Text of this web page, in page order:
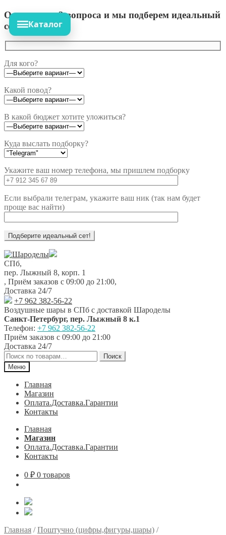
Ответьте на 3 вопроса и мы подберем идеальный
сет!
Для кого?
Какой повод?
В какой бюджет хотите уложиться?
Куда выслать подборку?
Укажите ваш номер телефона, мы пришлем подборку
Если выбрали телеграм, укажите ваш ник (так нам будет
проще вас найти)
Перейти
к
навигации
Перейти
к
содержимому
СПб,
пер. Лыжный 8, корп. 1
, Приём заказов с 09:00 до 21:00,
Доставка 24/7
+7 962 382-56-22
Воздушные шары в СПб с доставкой Шароделы
Санкт-Петербург, пер. Лыжный 8 к.1
Телефон: +7 962 382-56-22
Приём заказов с 09:00 до 21:00
Доставка 24/7
Искать:
Поиск
Меню
Главная
Магазин
Оплата.Доставка.Гарантии
Контакты
Главная
Магазин
Оплата.Доставка.Гарантии
Контакты
0 ₽ 0 товаров
Каталог
Главная /Поштучно (цифры,фигуры,шары) /